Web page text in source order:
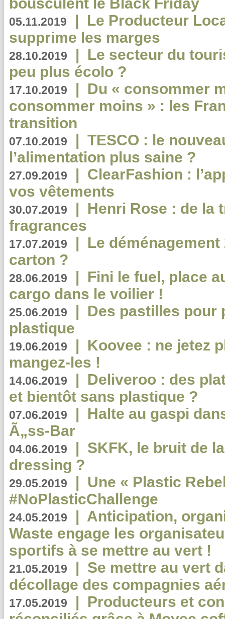
05.11.2019 | Le Producteur
supprime les marges
28.10.2019 | Le secteur du
peu plus écolo ?
17.10.2019 | Du « consommer
consommer moins » : les
transition
07.10.2019 | TESCO : le
l’alimentation plus saine ?
27.09.2019 | ClearFashion :
vos vêtements
30.07.2019 | Henri Rose : de la
fragrances
17.07.2019 | Le
carton ?
28.06.2019 | Fini le fuel, place
cargo dans le voilier !
25.06.2019 | Des pastilles pour
plastique
19.06.2019 | Koovee : ne jetez
mangez-les !
14.06.2019 | Deliveroo : des
et bientôt sans plastique ?
07.06.2019 | Halte au gaspi
Ã„ss-Bar
04.06.2019 | SKFK, le bruit de
dressing ?
29.05.2019 | Une « Plastic
#NoPlasticChallenge
24.05.2019 | Anticipation,
Waste engage les
sportifs à se mettre au vert !
21.05.2019 | Se mettre au vert
décollage des compagnies
17.05.2019 | Producteurs et